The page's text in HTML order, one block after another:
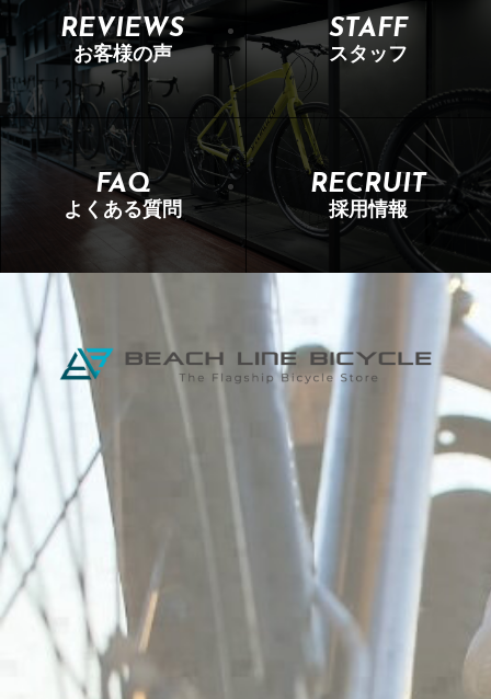
REVIEWS
お客様の声
STAFF
スタッフ
FAQ
よくある質問
RECRUIT
採用情報